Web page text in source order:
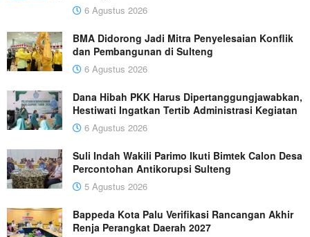
6 Agustus 2026
BMA Didorong Jadi Mitra Penyelesaian Konflik
dan Pembangunan di Sulteng
6 Agustus 2026
Dana Hibah PKK Harus Dipertanggungjawabkan,
Hestiwati Ingatkan Tertib Administrasi Kegiatan
6 Agustus 2026
Suli Indah Wakili Parimo Ikuti Bimtek Calon Desa
Percontohan Antikorupsi Sulteng
5 Agustus 2026
Bappeda Kota Palu Verifikasi Rancangan Akhir
Renja Perangkat Daerah 2027